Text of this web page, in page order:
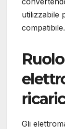
utilizzabile
compatibile.
Gli